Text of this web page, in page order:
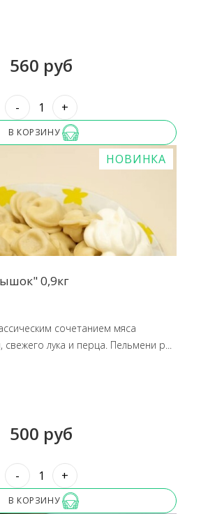
560 руб
- +
В КОРЗИНУ
НОВИНКА
0,9кг
сочетанием мяса
лука и перца. Пельмени р...
500 руб
- +
В КОРЗИНУ